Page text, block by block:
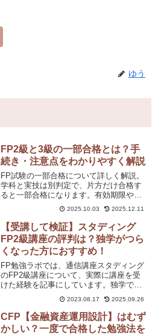
ゆう
FP2級と3級の一部合格とは？手
続き・注意点をわかりやすく解説
FP試験の一部合格について詳しく解説。
学科と実技は別判定で、片方だけ合格す
ると一部合格になります。有効期限や免
除申請の流れ、合否発表前の手続き、実
施機関による違いなど注意点もまとめま
した。これを読めば、一部合格制度を上
手く活用して効率よくFP資格取得が可能
になりますよ。
2025.10.03 2025.12.11
【受講して検証】スタディング
FP2級講座の評判は？独学がつら
くなった方におすすめ！
FP勉強ラボでは、通信講座スタディング
のFP2級講座について、実際に講座を受
けた経験を記事にしています。独学での
FP2級取得が難しい場合にスタディング
が効果的かを検証しています。講座の特
徴が、独学でつまずくポイントをフォロ
ーしているかをまとめました。
2023.08.17 2025.09.26
CFP【金融資産運用設計】はむず
かしい？一度で合格した勉強法を